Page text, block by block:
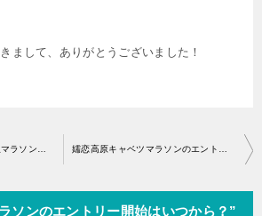
まして、ありがとうございました！
やさい王国昭和村河岸段丘マラソンのエントリー開始はいつから？ 嬬恋高原キャベツマラソンのエントリー開始はいつから？
ソンのエントリー開始はいつから？”